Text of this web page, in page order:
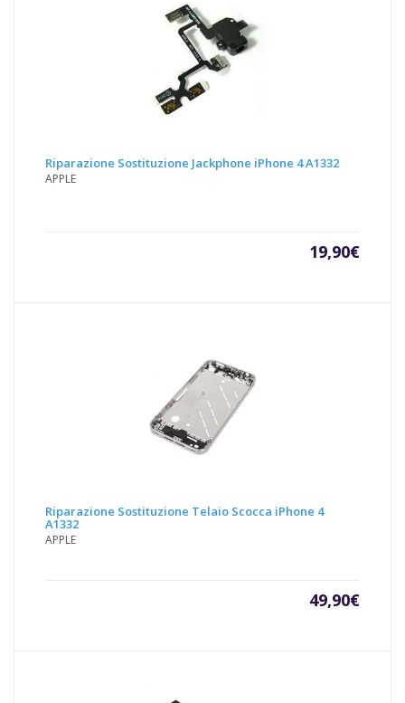
Riparazione Sostituzione Jackphone iPhone 4 A1332
APPLE
19,90€
Riparazione Sostituzione Telaio Scocca iPhone 4
A1332
APPLE
49,90€